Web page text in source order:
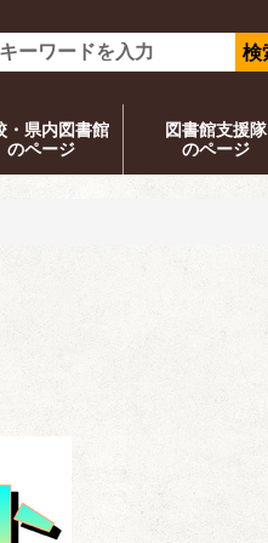
・県内図書館
のページ
図書館支援隊
のページ